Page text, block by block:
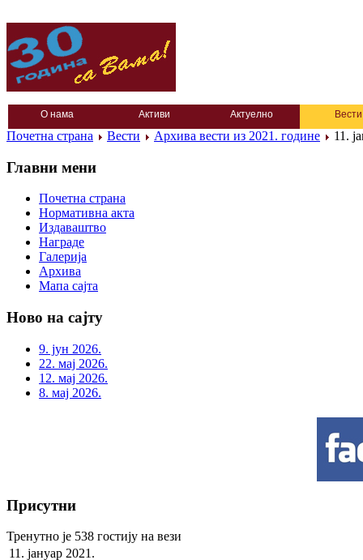
О нама Активи Актуелно Вести
Почетна страна Вести Архива вести из 2021. године 11.
Главни мени
Почетна страна
Нормативна акта
Издаваштво
Награде
Галерија
Архива
Мапа сајта
Ново на сајту
9. јун 2026.
22. мај 2026.
12. мај 2026.
8. мај 2026.
Присутни
Тренутно је 538 гостију на вези
11. јануар 2021.